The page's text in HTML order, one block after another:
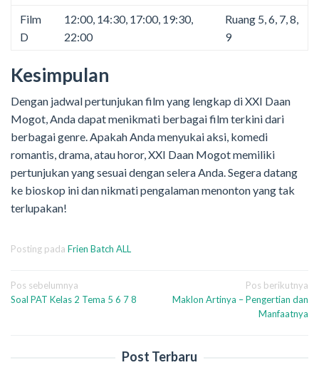
Film
D
12:00, 14:30, 17:00, 19:30,
22:00
Ruang 5, 6, 7, 8,
9
Kesimpulan
Dengan jadwal pertunjukan film yang lengkap di XXI Daan
Mogot, Anda dapat menikmati berbagai film terkini dari
berbagai genre. Apakah Anda menyukai aksi, komedi
romantis, drama, atau horor, XXI Daan Mogot memiliki
pertunjukan yang sesuai dengan selera Anda. Segera datang
ke bioskop ini dan nikmati pengalaman menonton yang tak
terlupakan!
Posting pada Frien Batch ALL
Navigasi
pos
Pos sebelumnya
Soal PAT Kelas 2 Tema 5 6 7 8
Pos berikutnya
Maklon Artinya – Pengertian dan
Manfaatnya
Post Terbaru